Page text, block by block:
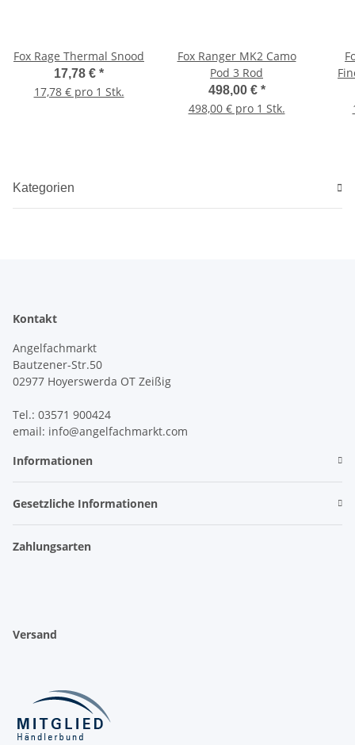
Fox Rage Thermal Snood
17,78 € *
17,78 € pro 1 Stk.
Fox Ranger MK2 Camo
Pod 3 Rod
498,00 € *
498,00 € pro 1 Stk.
Kategorien
Kontakt
Angelfachmarkt
Bautzener-Str.50
02977 Hoyerswerda OT Zeißig
Tel.: 03571 900424
email: info@angelfachmarkt.com
Informationen
Gesetzliche Informationen
Zahlungsarten
Versand